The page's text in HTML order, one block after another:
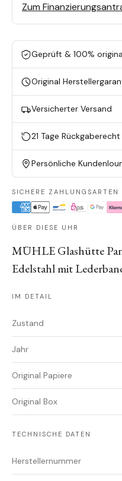
Zum
Geprüft & 100%
Original
Versicherter Versand
21 Tage Rückgaberecht
Persönliche
SICHERE ZAHLUNGSARTEN
ÜBER DIESE UHR
MÜHLE Glashütte
Edelstahl mit
IM DETAIL
Zustand
Jahr
Original Papiere
Original Box
TECHNISCHE DATEN
Herstellernummer